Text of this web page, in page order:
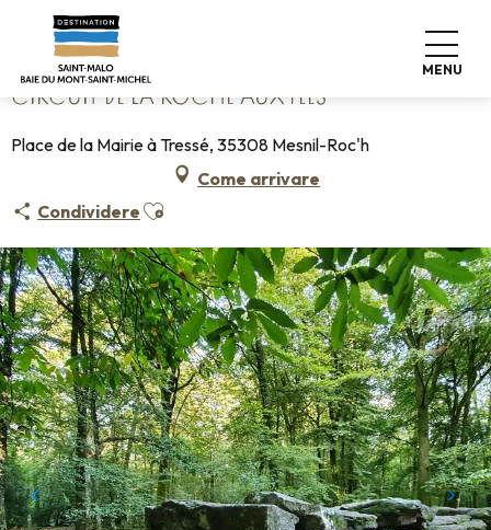
contenu
principal
MENU
Home Circuit de La Roche aux Fées
CIRCUIT DE LA ROCHE AUX FÉES
Place de la Mairie à Tressé, 35308 Mesnil-Roc'h
Come arrivare
Condividere Ajouter aux favoris